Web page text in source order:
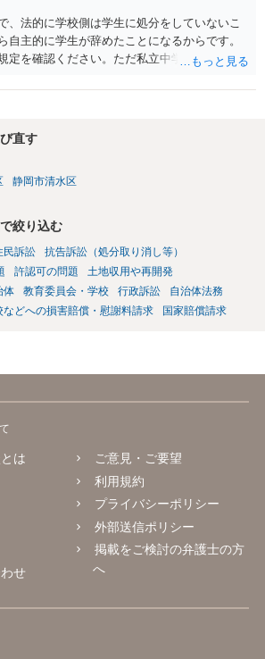
、法的に学校側は学生に処分をしていないこ
自主的に学生が辞めたことになるからです。
定を確認ください。ただ私立中学ですので裁
中で、懲戒処分として退学処分を上記事情か
相談するのも良いかと思います。
直す
静岡市清水区
絞り込む
民訴訟
抗告訴訟（処分取り消し等）
許認可の問題
土地収用や再開発
体 教育委員会・学校 行政訴訟
自治体法務
などへの損害賠償・慰謝料請求 国家賠償請求
は
せ
ご意見・ご要望
利用規約
プライバシーポリシー
外部送信ポリシー
掲載をご検討の弁護士の方
へ